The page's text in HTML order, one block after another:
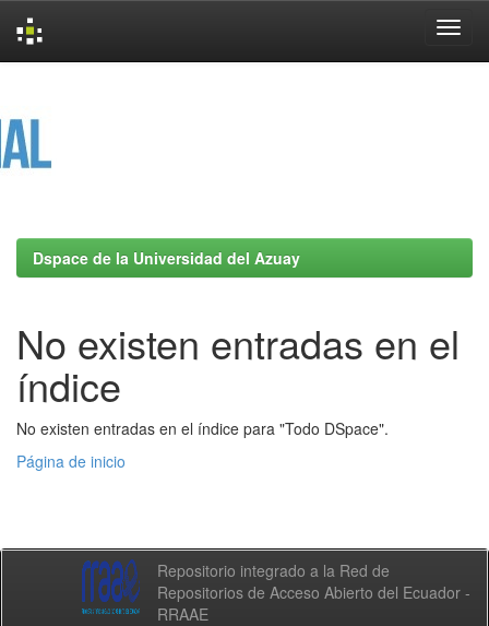
Dspace de la Universidad del Azuay
No existen entradas en el
índice
No existen entradas en el índice para "Todo DSpace".
Página de inicio
Repositorio integrado a la Red de
Repositorios de Acceso Abierto del Ecuador -
RRAAE